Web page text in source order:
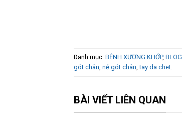
Danh mục: BỆNH XƯƠNG KHỚP, BLOG
gót chân nẻ gót chân ,tay da chet
BÀI VIẾT LIÊN QUAN